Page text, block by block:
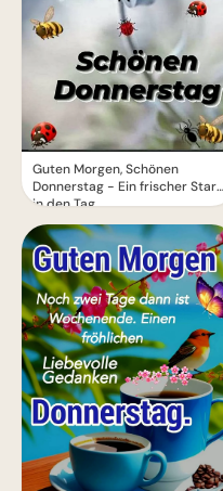
Guten Morgen, Schönen
Donnerstag - Ein frischer Start
in den Tag